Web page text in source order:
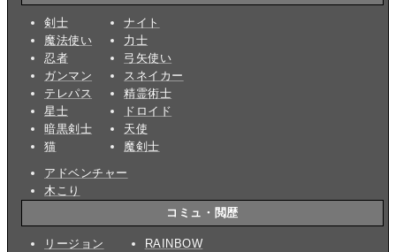
剣士
魔法使い
忍者
ガンマン
テレパス
星士
暗黒剣士
猫
ナイト
力士
弓矢使い
スネイカー
精霊術士
ドロイド
天使
魔剣士
アドベンチャー
木こり
コミュ・閲歴
リージョン
RAINBOW